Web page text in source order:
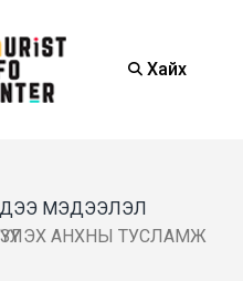
Хайх
МЭДЭЭЛЭЛ
АНХНЫ ТУСЛАМЖ